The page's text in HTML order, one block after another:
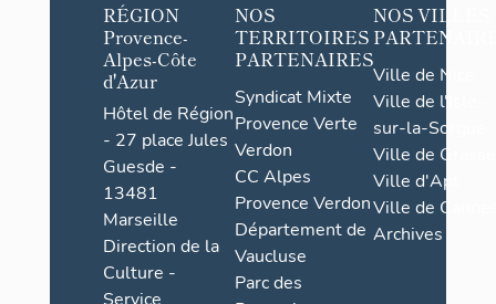
RÉGION
Provence-
Alpes-Côte
d'Azur
Hôtel de Région
- 27 place Jules
Guesde -
13481
Marseille
Direction de la
Culture -
NOS
TERRITOIRES
PARTENAIRES
Syndicat Mixte
Provence Verte
Verdon
CC Alpes
Provence Verdon
Département de
Vaucluse
Parc des
NOS VILLES
Ville de Nice
Ville de l'Isle-
sur-la-Sorgue
Ville de Grasse
Ville d'Apt
Ville de
Archives